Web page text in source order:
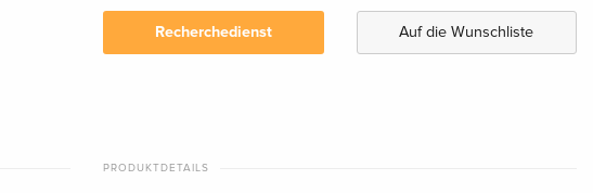
Recherchedienst Auf die Wunschliste
PRODUKTDETAILS